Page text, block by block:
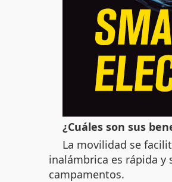
¿Cuáles son sus
La movilidad se
inalámbrica es rápida y
campamentos.